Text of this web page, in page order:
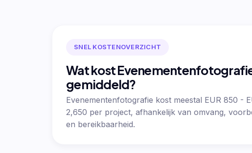
SNEL KOSTENOVERZICHT
Wat kost
gemiddeld?
Evenementenfotografie kost meestal EUR 850 -
2,650 per project, afhankelijk van omvang,
en bereikbaarheid.